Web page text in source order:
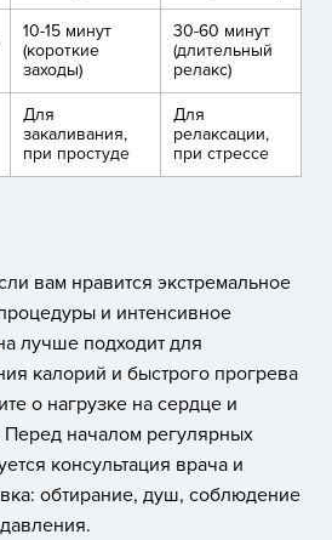
10-15 минут
(короткие
заходы)
30-60 минут
(длительный
релакс)
Для
закаливания,
при простуде
Для
релаксации,
при стрессе
вам нравится экстремальное
и интенсивное
лучше подходит для
калорий и быстрого прогрева
о нагрузке на сердце и
Перед началом регулярных
консультация врача и
обтирание, душ, соблюдение